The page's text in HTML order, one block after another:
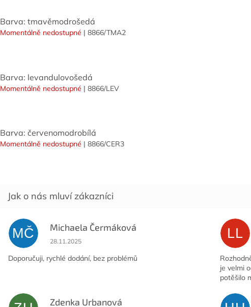
Barva: tmavěmodrošedá
Momentálně nedostupné | 8866/TMA2
Barva: levandulovošedá
Momentálně nedostupné | 8866/LEV
Barva: červenomodrobílá
Momentálně nedostupné | 8866/CER3
MČ Michaela Čermáková
Hodnocení obchodu je 5 z 5 hvězdiček.
28.11.2025
Doporučuji, rychlé dodání, bez problémů
LL
je velmi
potěšilo
Zdenka Urbanová